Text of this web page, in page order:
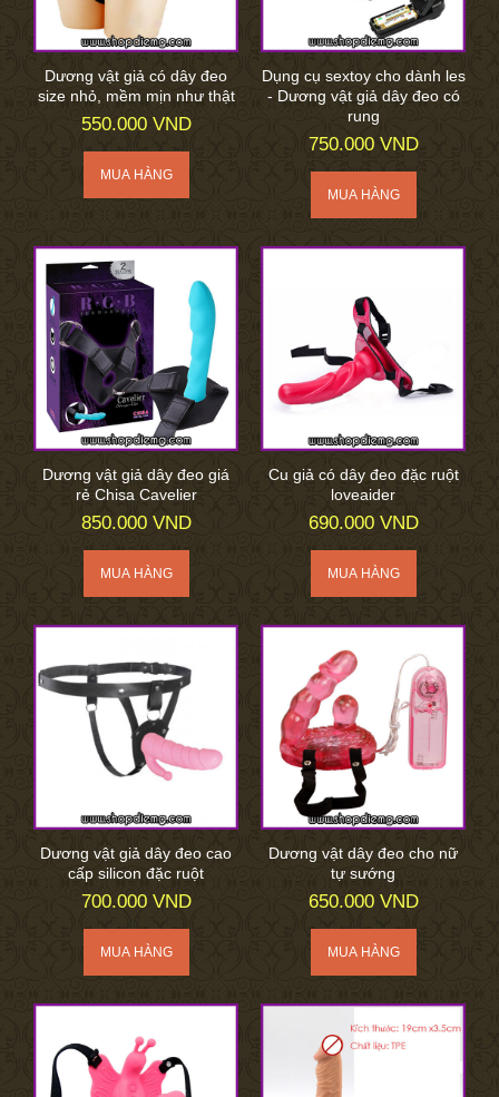
Dương vật giả có dây đeo
size nhỏ, mềm mịn như thật
550.000 VND
Dụng cụ sextoy cho dành les
- Dương vật giả dây đeo có
rung
750.000 VND
Dương vật giả dây đeo giá
rẻ Chisa Cavelier
850.000 VND
Cu giả có dây đeo đặc ruột
loveaider
690.000 VND
Dương vật giả dây đeo cao
cấp silicon đặc ruột
700.000 VND
Dương vật dây đeo cho nữ
tự sướng
650.000 VND